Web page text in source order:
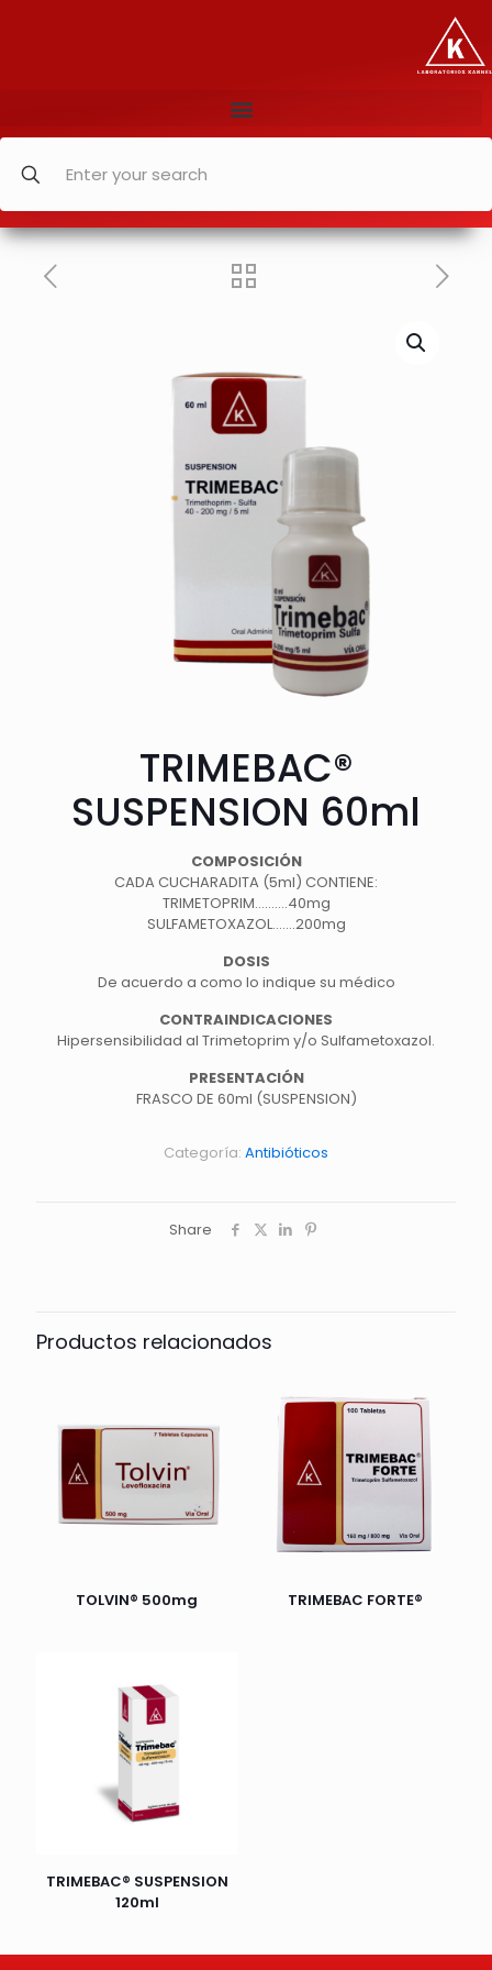
TRIMEBAC®
SUSPENSION 60ml
COMPOSICIÓN
CADA CUCHARADITA (5ml) CONTIENE:
TRIMETOPRIM……….40mg
SULFAMETOXAZOL…….200mg
DOSIS
De acuerdo a como lo indique su médico
CONTRAINDICACIONES
Hipersensibilidad al Trimetoprim y/o Sulfametoxazol.
PRESENTACIÓN
FRASCO DE 60ml (SUSPENSION)
Categoría: Antibióticos
Share
Productos relacionados
TOLVIN® 500mg TRIMEBAC FORTE®
TRIMEBAC® SUSPENSION
120ml